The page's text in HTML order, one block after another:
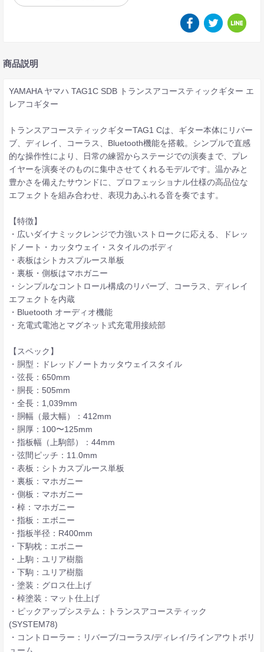
商品説明
YAMAHA ヤマハ TAG1C SDB トランスアコースティックギター エ
レアコギター
トランスアコースティックギターTAG1 Cは、ギター本体にリバー
ブ、ディレイ、コーラス、Bluetooth機能を搭載。シンプルで直感
的な操作性により、日常の練習からステージでの演奏まで、プレ
イヤーを演奏そのものに集中させてくれるモデルです。温かみと
豊かさを備えたサウンドに、プロフェッショナル仕様の高品位な
エフェクトを組み合わせ、表現力あふれる音を奏でます。
【特徴】
・広いダイナミックレンジで力強いストロークに応える、ドレッ
ドノート・カッタウェイ・スタイルのボディ
・表板はシトカスプルース単板
・裏板・側板はマホガニー
・シンプルなコントロール構成のリバーブ、コーラス、ディレイ
エフェクトを内蔵
・Bluetooth オーディオ機能
・充電式電池とマグネット式充電用接続部
【スペック】
・胴型：ドレッドノートカッタウェイスタイル
・弦長：650mm
・胴長：505mm
・全長：1,039mm
・胴幅（最大幅）：412mm
・胴厚：100〜125mm
・指板幅（上駒部）：44mm
・弦間ピッチ：11.0mm
・表板：シトカスプルース単板
・裏板：マホガニー
・側板：マホガニー
・棹：マホガニー
・指板：エボニー
・指板半径：R400mm
・下駒枕：エボニー
・上駒：ユリア樹脂
・下駒：ユリア樹脂
・塗装：グロス仕上げ
・棹塗装：マット仕上げ
・ピックアップシステム：トランスアコースティック
(SYSTEM78)
・コントローラー：リバーブ/コーラス/ディレイ/ラインアウトボリ
ューム